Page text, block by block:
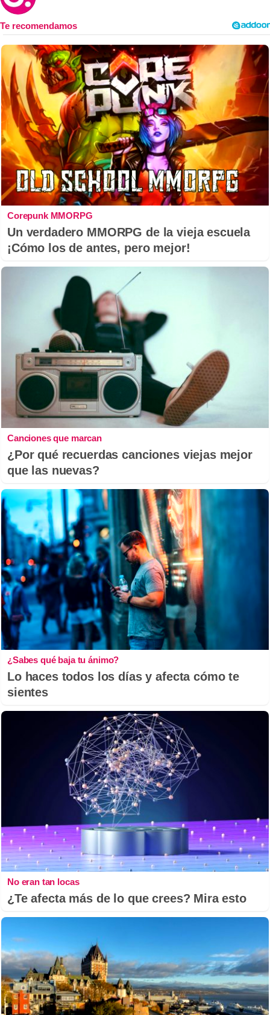
Corepunk MMORPG
Un verdadero MMORPG de la vieja escuela
¡Cómo los de antes, pero mejor!
Canciones que marcan
¿Por qué recuerdas canciones viejas mejor
que las nuevas?
¿Sabes qué baja tu ánimo?
Lo haces todos los días y afecta cómo te
sientes
No eran tan locas
¿Te afecta más de lo que crees? Mira esto